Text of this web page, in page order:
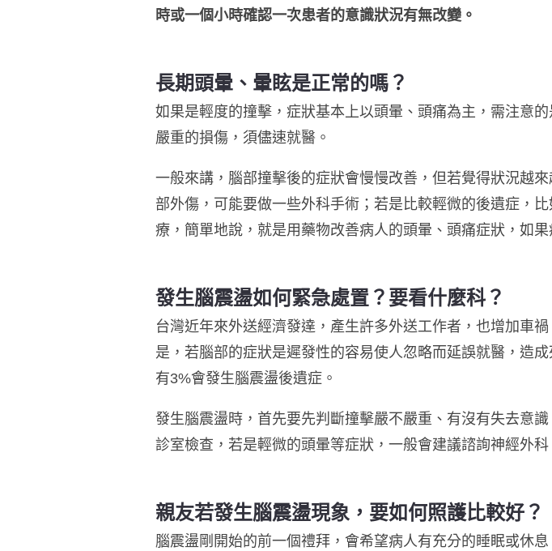
時或一個小時確認一次患者的意識狀況有無改變。
長期頭暈、暈眩是正常的嗎？
如果是輕度的撞擊，症狀基本上以頭暈、頭痛為主，需注意
嚴重的損傷，須儘速就醫。
一般來講，腦部撞擊後的症狀會慢慢改善，但若覺得狀況越
部外傷，可能要做一些外科手術；若是比較輕微的後遺症，
療，簡單地說，就是用藥物改善病人的頭暈、頭痛症狀，如
發生腦震盪如何緊急處置？要看什麼科？
台灣近年來外送經濟發達，產生許多外送工作者，也增加車
是，若腦部的症狀是遲發性的容易使人忽略而延誤就醫，造
有3%會發生腦震盪後遺症。
發生腦震盪時，首先要先判斷撞擊嚴不嚴重、有沒有失去意
診室檢查，若是輕微的頭暈等症狀，一般會建議諮詢神經外科
親友若發生腦震盪現象，要如何照護比較好？
腦震盪剛開始的前一個禮拜，會希望病人有充分的睡眠或休